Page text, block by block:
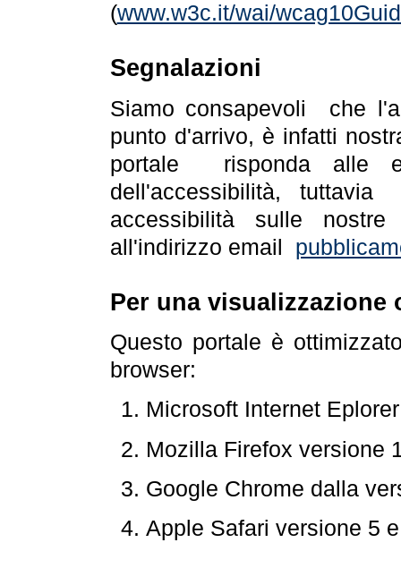
(www.w3c.it/wai/
Segnalazioni
Siamo consapevoli che
punto d'arrivo, è infatti
portale risponda alle
dell'accessibilità,
accessibilità sulle
all'indirizzo email
Per una visualizzazione
Questo portale è
browser:
Microsoft Internet
Mozilla Firefox versione
Google Chrome dalla
Apple Safari versione 5